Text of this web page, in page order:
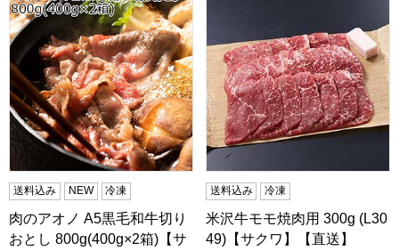
送料込み NEW 冷凍
肉のアオノ A5黒毛和牛切り
おとし 800g(400g×2箱)【サ
送料込み 冷凍
米沢牛モモ焼肉用 300g (L30
49)【サクワ】【直送】